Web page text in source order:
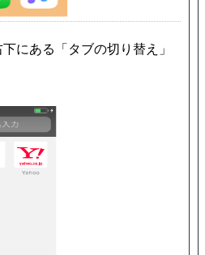
にある「タブの切り替え」